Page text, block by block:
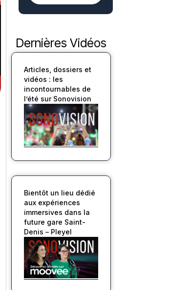
Dernières Vidéos
Articles, dossiers et
vidéos : les
incontournables de
l’été sur Sonovision
Bientôt un lieu dédié
aux expériences
immersives dans la
future gare Saint-
Denis – Pleyel